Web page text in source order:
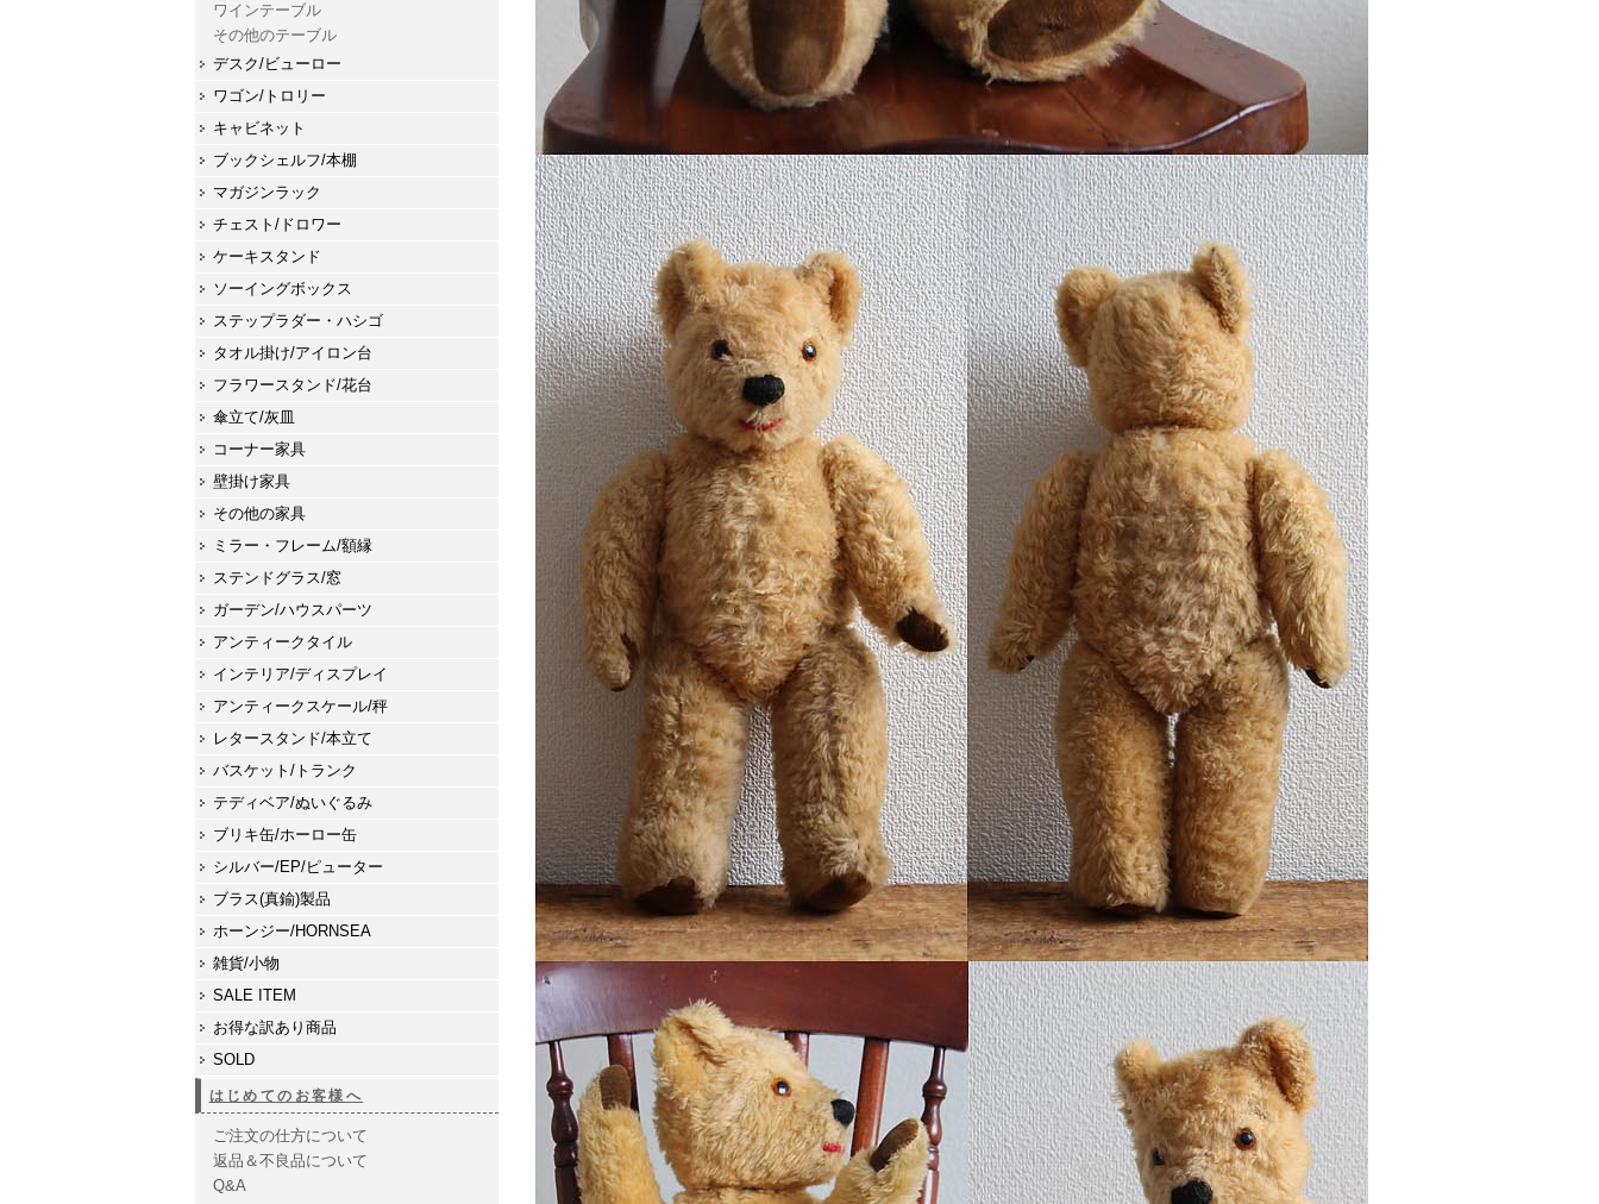
ワインテーブル
その他のテーブル
デスク/ビューロー
ワゴン/トロリー
キャビネット
ブックシェルフ/本棚
マガジンラック
チェスト/ドロワー
ケーキスタンド
ソーイングボックス
ステップラダー・ハシゴ
タオル掛け/アイロン台
フラワースタンド/花台
傘立て/灰皿
コーナー家具
壁掛け家具
その他の家具
ミラー・フレーム/額縁
ステンドグラス/窓
ガーデン/ハウスパーツ
アンティークタイル
インテリア/ディスプレイ
アンティークスケール/秤
レタースタンド/本立て
バスケット/トランク
テディベア/ぬいぐるみ
ブリキ缶/ホーロー缶
シルバー/EP/ピューター
ブラス(真鍮)製品
ホーンジー/HORNSEA
雑貨/小物
SALE ITEM
お得な訳あり商品
SOLD
はじめてのお客様へ
ご注文の仕方について
返品＆不良品について
Q&A